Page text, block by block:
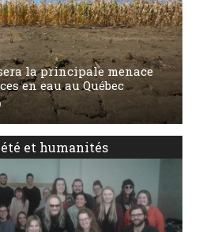
la principale menace
en eau au Québec
et humanités